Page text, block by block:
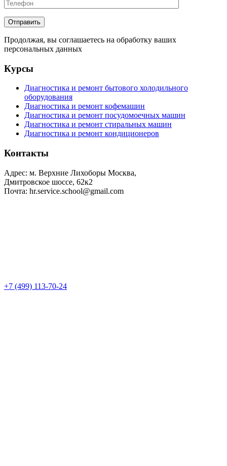
Продолжая, вы соглашаетесь на обработку ваших
персональных данных
Курсы
Диагностика и ремонт бытового холодильного
оборудования
Диагностика и ремонт кофемашин
Диагностика и ремонт посудомоечных машин
Диагностика и ремонт стиральных машин
Диагностика и ремонт кондиционеров
Контакты
Адрес: м. Верхние Лихоборы Москва,
Дмитровское шоссе, 62к2
Почта: hr.service.school@gmail.com
+7 (499) 113-70-24